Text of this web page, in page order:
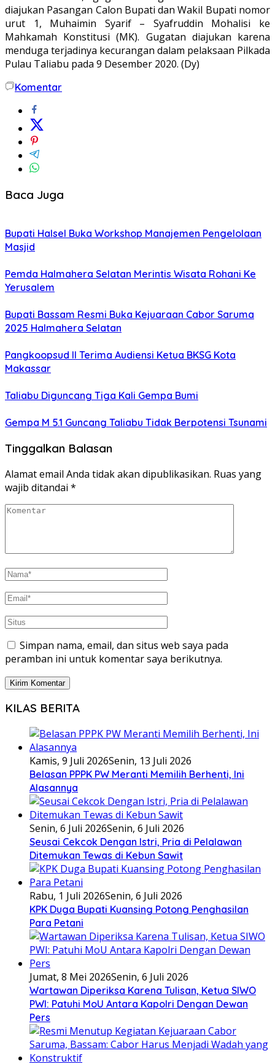
diajukan Pasangan Calon Bupati dan Wakil Bupati nomor
urut 1, Muhaimin Syarif – Syafruddin Mohalisi ke
Mahkamah Konstitusi (MK). Gugatan diajukan karena
menduga terjadinya kecurangan dalam pelaksaan Pilkada
Pulau Taliabu pada 9 Desember 2020. (Dy)
Komentar
Baca Juga
Bupati Halsel Buka Workshop Manajemen Pengelolaan
Masjid
Pemda Halmahera Selatan Merintis Wisata Rohani Ke
Yerusalem
Bupati Bassam Resmi Buka Kejuaraan Cabor Saruma
2025 Halmahera Selatan
Pangkoopsud II Terima Audiensi Ketua BKSG Kota
Makassar
Taliabu Diguncang Tiga Kali Gempa Bumi
Gempa M 5.1 Guncang Taliabu Tidak Berpotensi Tsunami
Tinggalkan Balasan
Alamat email Anda tidak akan dipublikasikan. Ruas yang
wajib ditandai *
Simpan nama, email, dan situs web saya pada
peramban ini untuk komentar saya berikutnya.
KILAS BERITA
Kamis, 9 Juli 2026Senin, 13 Juli 2026
Belasan PPPK PW Meranti Memilih Berhenti, Ini
Alasannya
Senin, 6 Juli 2026Senin, 6 Juli 2026
Seusai Cekcok Dengan Istri, Pria di Pelalawan
Ditemukan Tewas di Kebun Sawit
Rabu, 1 Juli 2026Senin, 6 Juli 2026
KPK Duga Bupati Kuansing Potong Penghasilan
Para Petani
Jumat, 8 Mei 2026Senin, 6 Juli 2026
Wartawan Diperiksa Karena Tulisan, Ketua SIWO
PWI: Patuhi MoU Antara Kapolri Dengan Dewan
Pers